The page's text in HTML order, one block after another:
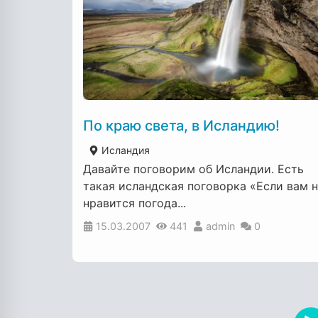
По краю света, в Исландию!
Исландия
Давайте поговорим об Исландии. Есть
такая исландская поговорка «Если вам
нравится погода...
15.03.2007 441 admin 0